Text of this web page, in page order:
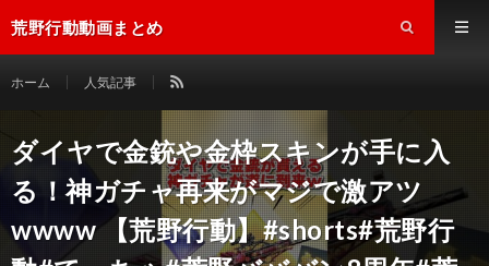
荒野行動動画まとめ
ホーム 人気記事
ダイヤで金銃や金枠スキンが手に入
る！神ガチャ再来がマジで激アツ
wwww 【荒野行動】#shorts#荒野行